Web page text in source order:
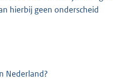
hierbij geen onderscheid
Nederland?